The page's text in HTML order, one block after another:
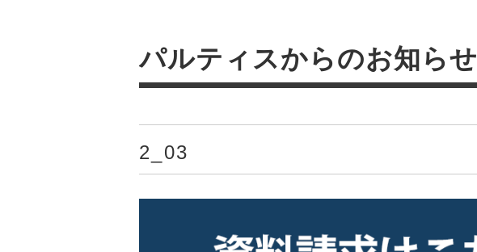
パルティスからのお知らせ
2_03